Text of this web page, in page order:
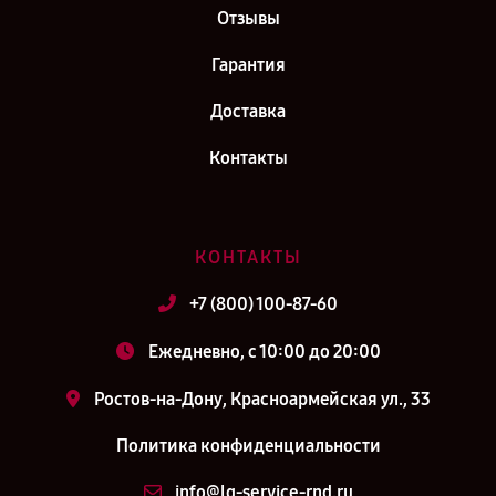
Отзывы
Гарантия
Доставка
Контакты
КОНТАКТЫ
+7 (800) 100-87-60
Ежедневно, с 10:00 до 20:00
Ростов-на-Дону, Красноармейская ул., 33
Политика конфиденциальности